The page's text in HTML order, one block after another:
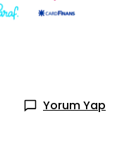
Yorum Yap